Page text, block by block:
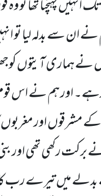
پہنچنا تھا تو وہ
ان سے بدلہ لیا تو
نے ہماری آیتوں
اور ہم نے اس قوم
مشرقوں اور مغربوں
رکھی تھی اور
میں تیرے رب کا